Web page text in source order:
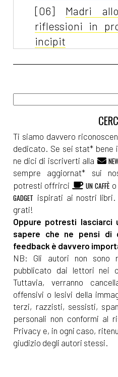
[06] Madri
riflessioni in
incipit
[04]Paulina e
Vita, di
Vannini: incipit
Marzo 2022
[14]L'occasione
Dicembre 2021
[27]DAD –
Distanza, di
incipit
[20]Il viaggio
Johnny Do: incipit
Ti siamo davvero
dedicato. Se sei stat* bene
ne dici di iscriverti alla
sempre aggiornat* sui
potresti offrirci
UN CAFFÈ
GADGET ispirati ai nostri libri.
grati!
Oppure potresti lasciarci
sapere che ne pensi di
feedback è davvero
NB: Gli autori non sono
pubblicato dai lettori nei
Tuttavia, verranno
offensivi o lesivi della
terzi, razzisti, sessisti,
personali non conformi al
Privacy e, in ogni caso,
giudizio degli autori stessi.